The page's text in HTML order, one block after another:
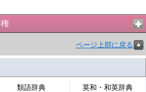
ページ上部に戻る
類語辞典 英和・和英辞典